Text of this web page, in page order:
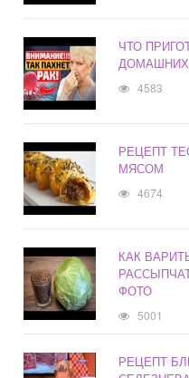
ЧТО
4583
РЕЦЕПТ
МЯСОМ
4674
КАК
ФОТО
5001
РЕЦЕПТ